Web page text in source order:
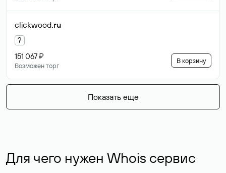
clickwood.ru
?
151 067 ₽
Возможен торг
В корзину
Показать еще
Для чего нужен Whois сервис